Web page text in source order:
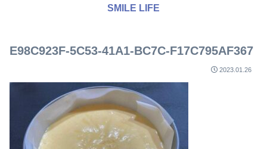
SMILE LIFE
E98C923F-5C53-41A1-BC7C-F17C795AF367
2023.01.26